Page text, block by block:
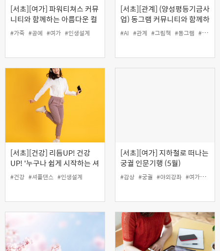
[서초][여가] 파워티쳐스 커뮤
니티와 함께하는 아름다운 컬
러와 가죽의 콜라보! '나만의
가죽필통 만들기' (원데이)
#가죽 #공예 #여가 #인생설계
[서초][관계] (양성평등기금사
업) 동그램 커뮤니티와 함께하
는 'AI로 공익 그림책 출판하
#AI #관계 #그림책 #동그램 #양성평등
[서초][건강] 리듬UP! 건강
UP! '누구나 쉽게 시작하는 셔
플댄스' (5월)
#건강 #셔플댄스 #인생설계
[서초][여가] 지하철로 떠나는
궁궐 인문기행 (5월)
#감상 #궁궐 #야외강좌 #여가 #인생